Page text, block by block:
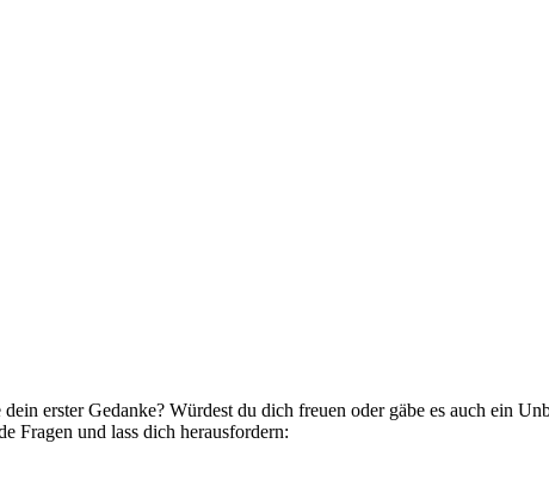
erster Gedanke? Würdest du dich freuen oder gäbe es auch ein
Fragen und lass dich herausfordern: